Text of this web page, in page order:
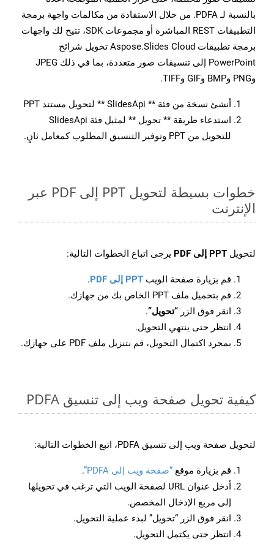
بالنسبة لـ PDFA. من خلال الاستفادة من مكالمات واجهة برمجة
التطبيقات REST المباشرة أو مجموعات SDK، تتيح لك واجهات
برمجة تطبيقات Aspose.Slides Cloud تحويل شرائح
PowerPoint إلى تنسيقات صور متعددة، بما في ذلك JPEG
وPNG وBMP وGIF وTIFF.
أنشئ نسخة من فئة ** SlidesApi ** لتحويل مستند PPT
استدعاء طريقة ** تحويل ** لمثيل فئة SlidesApi
للتحويل من PPT وتوفير التنسيق المطلوب كمعامل ثانٍ.
خطوات بسيطة لتحويل PPT إلى PDF عبر
الإنترنت
لتحويل PPT إلى PDF يرجى اتباع الخطوات التالية:
قم بزيارة صفحة الويب PPT إلى PDF
.
قم بتحميل ملف PPT الخاص بك من جهازك.
انقر فوق الزر “تحويل”.
انتظر حتى ينتهي التحويل.
بمجرد اكتمال التحويل، قم بتنزيل ملف PDF على جهازك.
كيفية تحويل صفحة ويب إلى تنسيق PDFA
لتحويل صفحة ويب إلى تنسيق PDFA، اتبع الخطوات التالية:
قم بزيارة موقع “صفحة ويب إلى PDFA”
.
أدخل عنوان URL لصفحة الويب التي ترغب في تحويلها
إلى مربع الإدخال المخصص.
انقر فوق الزر “تحويل” لبدء عملية التحويل.
انتظر حتى يكتمل التحويل.